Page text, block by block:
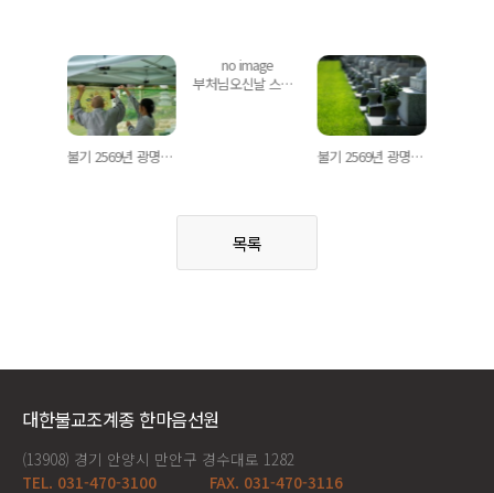
불기 2569년 광명선원 부처님오신날
no image
부처님오신날 스케치
불기 2569년 광명선원 백중
목록
대한불교조계종 한마음선원
(13908) 경기 안양시 만안구 경수대로 1282
TEL. 031-470-3100
FAX. 031-470-3116